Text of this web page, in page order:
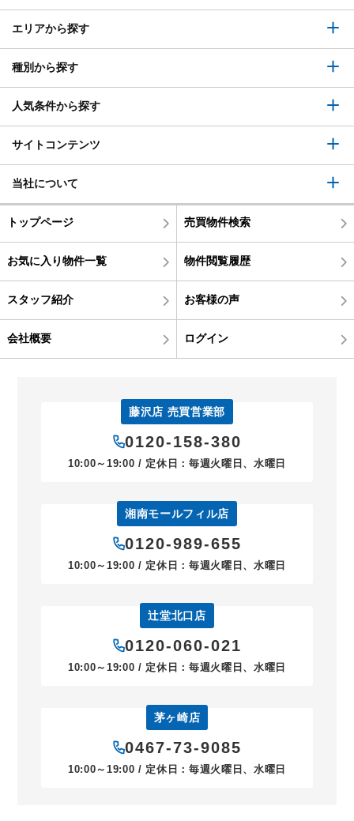
エリアから探す
種別から探す
人気条件から探す
サイトコンテンツ
当社について
トップページ 売買物件検索
お気に入り物件一覧 物件閲覧履歴
スタッフ紹介 お客様の声
会社概要 ログイン
藤沢店 売買営業部
0120-158-380
10:00～19:00 / 定休日：毎週火曜日、水曜日
湘南モールフィル店
0120-989-655
10:00～19:00 / 定休日：毎週火曜日、水曜日
辻堂北口店
0120-060-021
10:00～19:00 / 定休日：毎週火曜日、水曜日
茅ヶ崎店
0467-73-9085
10:00～19:00 / 定休日：毎週火曜日、水曜日